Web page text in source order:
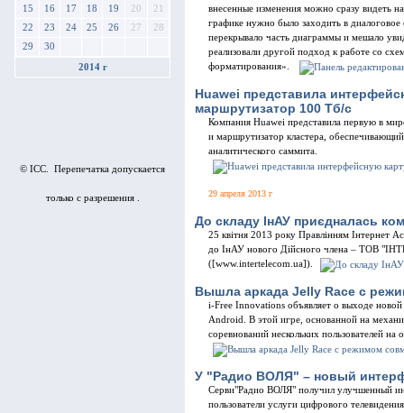
15
16 17 18 19 20
21
22
23 24 25 26 27
28
29
30
2014 г
© ICC. Перепечатка допускается
только с разрешения .
внесенные изменения можно сразу видеть
графике нужно было заходить в
перекрывало часть диаграммы и мешало
реализовали другой подход к работе со
форматирования».
Huawei представила
маршрутизатор 100 Tб/с
Компания Huawei представила первую в
и маршрутизатор кластера,
аналитического саммита.
29 апреля 2013 г
До складу ІнАУ приєдналась
25 квітня 2013 року Правлінням Інтернет
до ІнАУ нового Дійсного члена – ТОВ
([www.intertelecom.ua]).
Вышла аркада Jelly Race с
i-Free Innovations объявляет о выходе
Android. В этой игре, основанной на
соревнований нескольких пользователей на
У "Радио ВОЛЯ" – новый
Серви"Радио ВОЛЯ" получил улучшенный
пользователи услуги цифрового